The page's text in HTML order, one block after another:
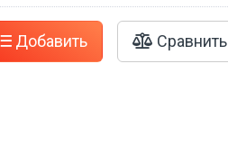
Добавить Сравнить